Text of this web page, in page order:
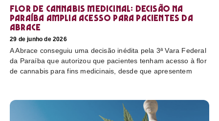
Flor de cannabis medicinal: decisão na
Paraíba amplia acesso para pacientes da
Abrace
29 de junho de 2026
A Abrace conseguiu uma decisão inédita pela 3ª Vara Federal
da Paraíba que autorizou que pacientes tenham acesso à flor
de cannabis para fins medicinais, desde que apresentem